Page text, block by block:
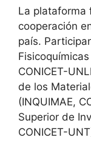
La plataforma
cooperación
país.
CONICET-
de los
(INQUIMAE,
Superior de
CONICET-